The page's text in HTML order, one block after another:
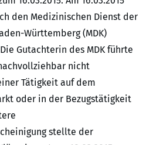
den Medizinischen Dienst der
Württemberg (MDK)
Gutachterin des MDK führte
nicht
Tätigkeit auf dem
oder in der Bezugstätigkeit
stellte der